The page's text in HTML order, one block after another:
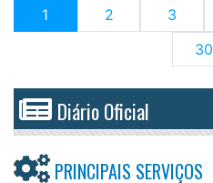
1 (current)2 3
30
Diário Oficial
PRINCIPAIS SERVIÇOS